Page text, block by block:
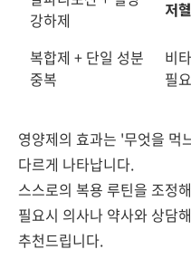
강하제
저
복합제 + 단일 성분
중복
비
필요
영양제의 효과는 '무엇을
다르게 나타납니다.
스스로의 복용 루틴을 조정
필요시 의사나 약사와 상담
추천드립니다.